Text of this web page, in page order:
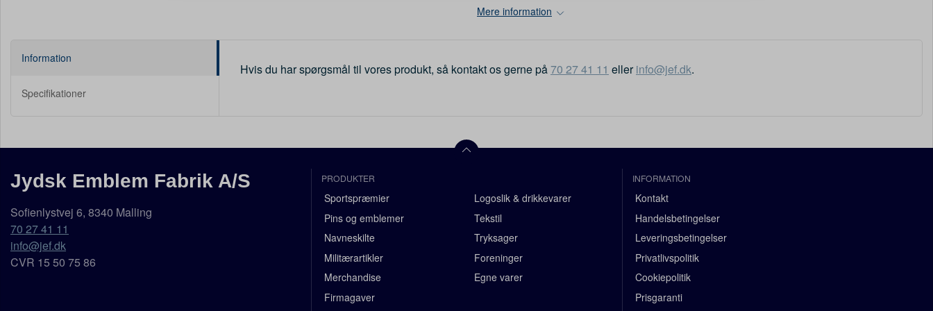
Mere information
Information
Specifikationer
Hvis du har spørgsmål til vores produkt, så kontakt os gerne på70 27 41 11 eller info@jef.dk.
Jydsk Emblem Fabrik A/S
Sofienlystvej 6, 8340 Malling
70 27 41 11
info@jef.dk
CVR 15 50 75 86
PRODUKTER
Sportspræmier
Pins og emblemer
Navneskilte
Militærartikler
Merchandise
Firmagaver
Logoslik & drikkevarer
Tekstil
Tryksager
Foreninger
Egne varer
INFORMATION
Kontakt
Handelsbetingelser
Leveringsbetingelser
Privatlivspolitik
Cookiepolitik
Prisgaranti